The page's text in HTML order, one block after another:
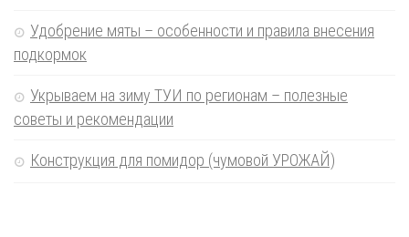
Удобрение мяты – особенности и правила внесения
подкормок
Укрываем на зиму ТУИ по регионам – полезные
советы и рекомендации
Конструкция для помидор (чумовой УРОЖАЙ)